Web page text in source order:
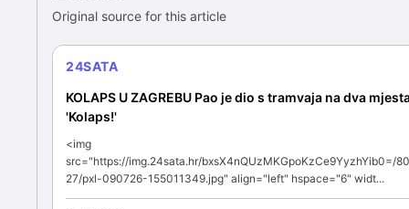
Original source for this article
24SATA
KOLAPS U ZAGREBU Pao je dio s tramvaja na dva
'Kolaps!'
<img
src="https://img.24sata.hr/bxsX4nQUzMKGpoKzCe9YyzhYib0=/
27/pxl-090726-155011349.jpg" align="left" hspace="6" widt...